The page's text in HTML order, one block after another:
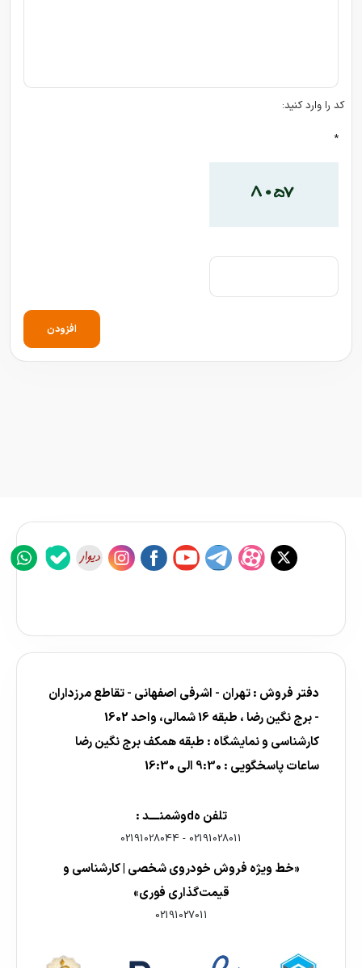
کد را وارد کنید:
*
افزودن
دفتر فروش : تهران - اشرفی اصفهانی - تقاطع مرزداران
- برج نگین رضا ، طبقه 16 شمالی، واحد 1602
کارشناسی و نمایشگاه : طبقه همکف برج نگین رضا
ساعات پاسخگویی : 9:30 الی 16:30
تلفن هdوشمنــــد :
02191028011
-
02191028044
«خط ویژه فروش خودروی شخصی | کارشناسی و
قیمت‌گذاری فوری»
02191027011